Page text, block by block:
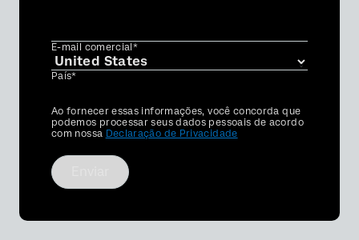
E-mail comercial*
País*
Privacy
Optin
Ao fornecer essas informações, você concorda que
podemos processar seus dados pessoais de acordo
com nossa Declaração de Privacidade